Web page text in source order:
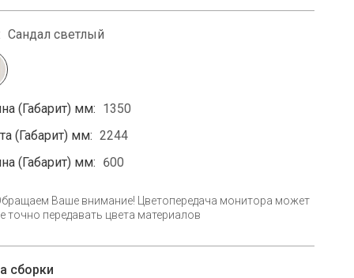
Сандал светлый
(Габарит) мм: 1350
(Габарит) мм: 2244
(Габарит) мм: 600
Ваше внимание! Цветопередача монитора может
точно передавать цвета материалов
сборки